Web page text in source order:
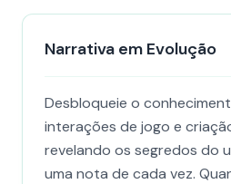
Narrativa em Evolução
Desbloqueie o
interações de jogo e
revelando os segredos do
uma nota de cada vez.